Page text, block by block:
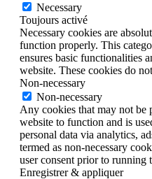
Necessary
Toujours activé
Necessary cookies are
function properly. This
ensures basic functionalities
website. These cookies do
Non-necessary
Non-necessary
Any cookies that may not be
website to function and is
personal data via analytics,
termed as non-necessary
user consent prior to running
Enregistrer & appliquer